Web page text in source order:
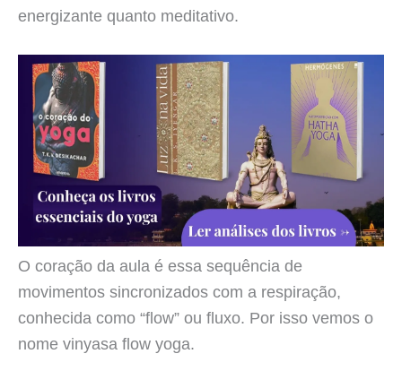
energizante quanto meditativo.
O coração da aula é essa sequência de
movimentos sincronizados com a respiração,
conhecida como “flow” ou fluxo. Por isso vemos o
nome vinyasa flow yoga.